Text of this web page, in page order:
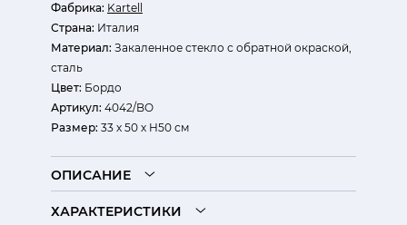
Фабрика: Kartell
Страна: Италия
Материал: Закаленное стекло с обратной окраской,
сталь
Цвет: Бордо
Артикул: 4042/BO
Размер: 33 х 50 х H50 см
ОПИСАНИЕ
ХАРАКТЕРИСТИКИ